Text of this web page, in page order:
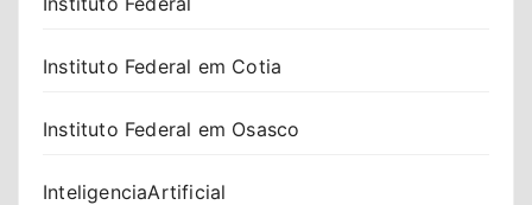
Instituto Federal em Cotia
Instituto Federal em Osasco
InteligenciaArtificial